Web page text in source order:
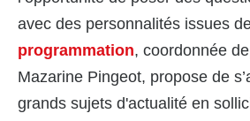
avec des personnalités issues
programmation, coordonnée
Mazarine Pingeot, propose de
grands sujets d'actualité en